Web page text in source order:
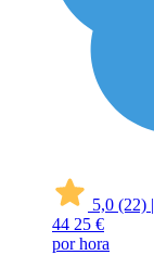
5,0 (22) |
44 25 €
por hora